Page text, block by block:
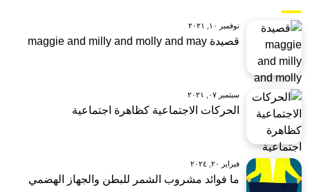
نوفمبر ١٠, ٢٠٢١
قصيدة maggie and milly and molly and may
سبتمبر ٠٧, ٢٠٢١
الحركات الاجتماعية كظاهرة اجتماعية
فبراير ٢٠, ٢٠٢٤
ما فوائد مشروب الشمر للبطن والجهاز الهضمي